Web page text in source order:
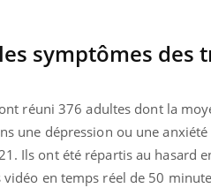
symptômes des
réuni 376 adultes dont la
une dépression ou une
Ils ont été répartis au hasard
en temps réel de 50